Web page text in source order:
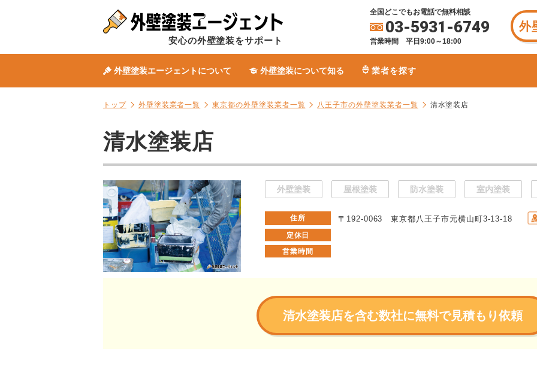
安心の外壁塗装をサポート
全国どこでもお電話で無料相談
03-5931-6749
営業時間 平日9:00～18:00
外
外壁塗装エージェントについて 外壁塗装について知る 業者を探す
トップ 外壁塗装業者一覧 東京都の外壁塗装業者一覧 八王子市の外壁塗装業者一覧 清水塗装店
清水塗装店
外壁塗装 屋根塗装 防水塗装 室内塗装
住所 〒192-0063 東京都八王子市元横山町3-13-18
定休日
営業時間
清水塗装店を含む数社に無料で見積もり依頼